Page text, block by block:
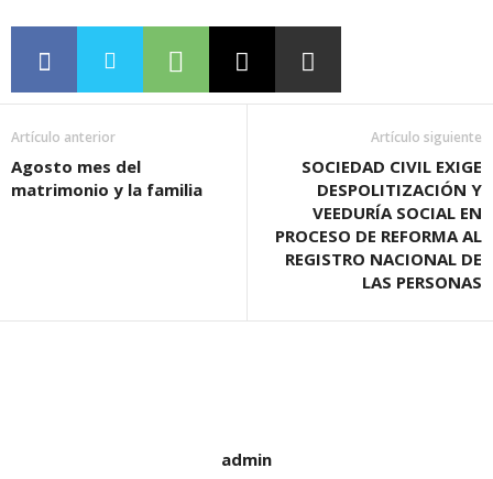
Artículo anterior
Agosto mes del
matrimonio y la familia
Artículo siguiente
SOCIEDAD CIVIL EXIGE
DESPOLITIZACIÓN Y
VEEDURÍA SOCIAL EN
PROCESO DE REFORMA AL
REGISTRO NACIONAL DE
LAS PERSONAS
admin